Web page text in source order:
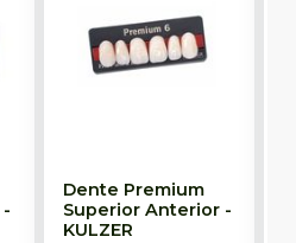
-
Dente Premium
Superior Anterior-
KULZER